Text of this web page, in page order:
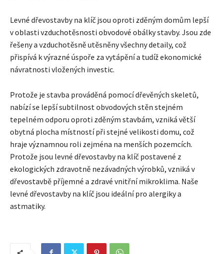
Levné dřevostavby na klíč jsou oproti zděným domům lepší
v oblasti vzduchotěsnosti obvodové obálky stavby. Jsou zde
řešeny a vzduchotěsně utěsněny všechny detaily, což
přispívá k výrazné úspoře za vytápění a tudíž ekonomické
návratnosti vložených investic.
Protože je stavba prováděná pomocí dřevěných skeletů,
nabízí se lepší subtilnost obvodových stěn stejném
tepelném odporu oproti zděným stavbám, vzniká větší
obytná plocha místností při stejné velikosti domu, což
hraje významnou roli zejména na menších pozemcích.
Protože jsou levné dřevostavby na klíč postavené z
ekologických zdravotně nezávadných výrobků, vzniká v
dřevostavbě příjemné a zdravé vnitřní mikroklima. Naše
levné dřevostavby na klíč jsou ideální pro alergiky a
astmatiky.